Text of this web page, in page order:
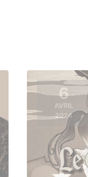
6
AVRIL
2024